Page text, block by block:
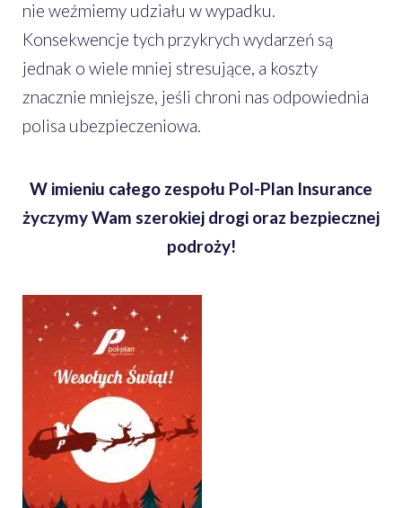
nie weźmiemy udziału w wypadku.
Konsekwencje tych przykrych wydarzeń są
jednak o wiele mniej stresujące, a koszty
znacznie mniejsze, jeśli chroni nas odpowiednia
polisa ubezpieczeniowa.
W imieniu całego zespołu Pol-Plan Insurance
życzymy Wam szerokiej drogi oraz bezpiecznej
podroży!